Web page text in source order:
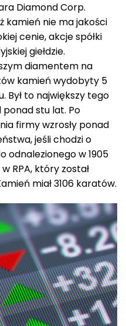
Diamond Corp.
kamień nie ma jakości
cenie, akcje spółki
giełdzie.
diamentem na
kamień wydobyty 5
Był to największy tego
stu lat. Po
firmy wzrosły ponad
jeśli chodzi o
odnalezionego w 1905
RPA, który został
miał 3106 karatów.